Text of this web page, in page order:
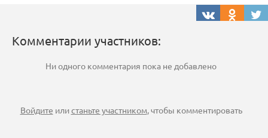
Комментарии участников:
Ни одного комментария пока не добавлено
Войдите илистаньте участником, чтобы комментировать